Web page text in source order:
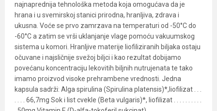
najnaprednija tehnološka metoda koja omogućava da je
hrana i u svemirskoj stanici prirodna, hranljiva, zdrava i
ukusna. Voće se prvo zamrzava na temperaturi od -50°C do
-60°C a zatim se vrši uklanjanje vlage pomoću vakuumskog
sistema u komori. Hranljive materije liofiliziranih biljaka ostaju
očuvane i najsličnije svežoj biljci i kao rezultat dobijamo
povećanu koncentraciju lekovitih biljnih nutrujenata te tako
imamo proizvod visoke prehrambene vrednosti. Jedna
kapsula sadrži: Alga spirulina (Spirulina platensis)*,liofilizat . . .
. . . . 66,7mg Sok i list cvekle (Beta vulgaris)*, liofilizat . . . . . . . . . .